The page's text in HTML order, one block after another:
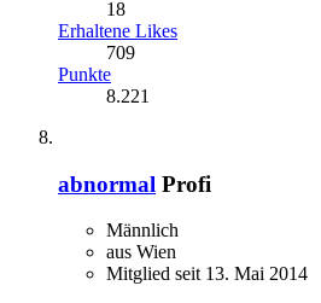
18
Erhaltene Likes
709
Punkte
8.221
abnormal Profi
Männlich
aus Wien
Mitglied seit 13. Mai 2014